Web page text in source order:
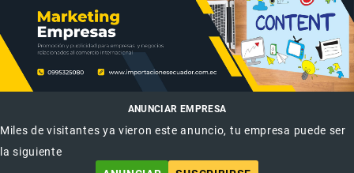
ANUNCIAR EMPRESA
Miles de visitantes ya vieron este anuncio, tu empresa puede ser
la siguiente